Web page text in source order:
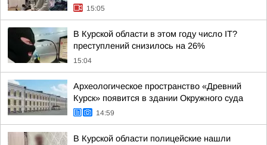
15:05
В Курской области в этом году число IT?
преступлений снизилось на 26%
15:04
Археологическое пространство «Древний
Курск» появится в здании Окружного суда
14:59
В Курской области полицейские нашли